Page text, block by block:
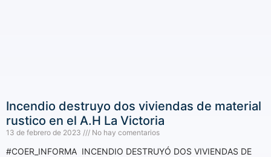
Incendio destruyo dos viviendas de material
rustico en el A.H La Victoria
13 de febrero de 2023 No hay comentarios
#COER_INFORMA INCENDIO DESTRUYÓ DOS VIVIENDAS DE